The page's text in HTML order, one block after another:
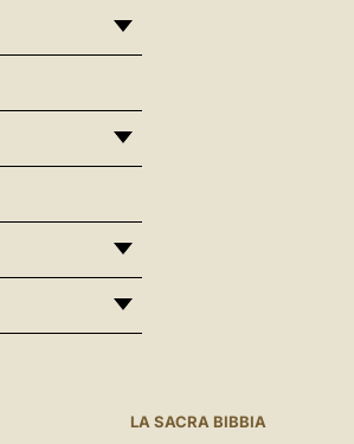
LA SACRA BIBBIA